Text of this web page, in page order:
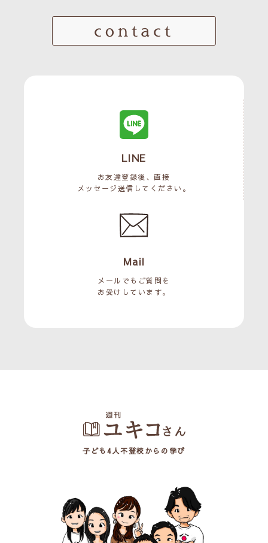
contact
LINE
お友達登録後、直接
メッセージ送信してください。
Mail
メールでもご質問を
お受けしています。
子ども4人不登校からの学び